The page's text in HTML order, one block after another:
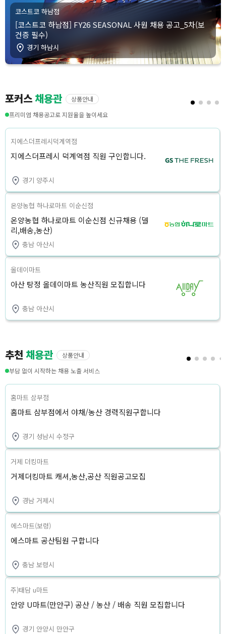
코스트코 하남점
[코스트코 하남점] FY26 SEASONAL 사원 채용 공고_5차(보
건증 필수)
경기 하남시
포커스채용관
상품안내
프리미엄 채용공고로 지원율을 높이세요
지에스더프레시덕계역점
지에스더프레시 덕계역점 직원 구인합니다.
경기 양주시
온양농협 하나로마트 이순신점
온양농협 하나로마트 이순신점 신규채용 (델
리,배송,농산)
충남 아산시
올데이마트
아산 탕정 올데이마트 농산직원 모집합니다
충남 아산시
추천 채용관
상품안내
부담 없이 시작하는 채용 노출 서비스
홈마트 삼부점
홈마트 삼부점에서 야채/농산 경력직원구합니다
경기 성남시 수정구
거제 더킹마트
거제더킹마트 캐셔,농산,공산 직원공고모집
경남 거제시
에스마트(보령)
에스마트 공산팀원 구합니다
충남 보령시
주)태담 u마트
안양 U마트(만안구) 공산 / 농산 / 배송 직원 모집합니다
경기 안양시 만안구